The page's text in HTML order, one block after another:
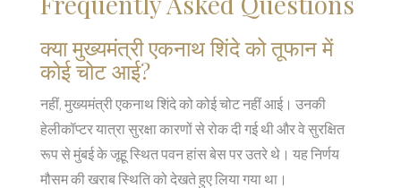
क्या मुख्यमंत्री एकनाथ शिंदे को तूफान में
कोई चोट आई?
नहीं, मुख्यमंत्री एकनाथ शिंदे को कोई चोट नहीं आई। उनकी
हेलीकॉप्टर यात्रा सुरक्षा कारणों से रोक दी गई थी और वे सुरक्षित
रूप से मुंबई के जूहू स्थित पवन हांस बेस पर उतरे थे। यह निर्णय
मौसम की खराब स्थिति को देखते हुए लिया गया था।